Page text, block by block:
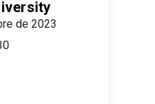
de 2023